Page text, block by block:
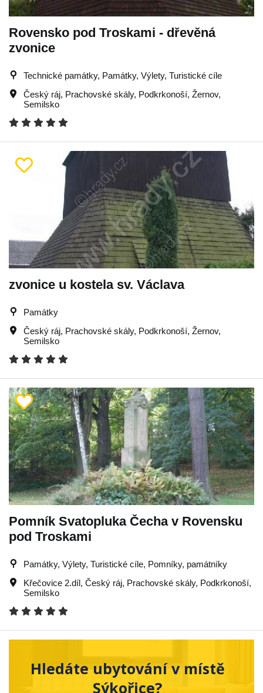
Rovensko pod Troskami - dřevěná
zvonice
Technické památky, Památky, Výlety, Turistické cíle
Český ráj, Prachovské skály, Podkrkonoší, Žernov,
Semilsko
zvonice u kostela sv. Václava
Památky
Český ráj, Prachovské skály, Podkrkonoší, Žernov,
Semilsko
Pomník Svatopluka Čecha v Rovensku
pod Troskami
Památky, Výlety, Turistické cíle, Pomníky, památníky
Křečovice 2.díl, Český ráj, Prachovské skály, Podkrkonoší,
Semilsko
Hledáte ubytování v místě
Sýkořice?